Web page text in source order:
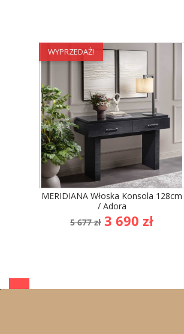
WYPRZEDAŻ!
MERIDIANA Włoska Konsola 128cm
/ Adora
Cena
podstawowa
5 677 zł Cena
3 690 zł